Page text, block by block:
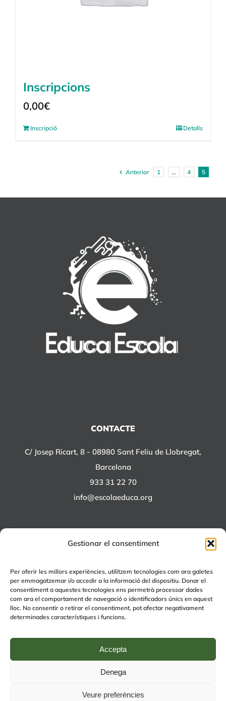
Gestionar el consentiment
Per oferir les millors experiències, utilitzem tecnologies com ara galetes
per emmagatzemar i/o accedir a la informació del dispositiu. Donar el
consentiment a aquestes tecnologies ens permetrà processar dades
com ara el comportament de navegació o identificadors únics en aquest
lloc. No consentir o retirar el consentiment, pot afectar negativament
determinades característiques i funcions.
Accepta
Denega
Veure preferències
Inscripcions
0,00€
Inscripció Detalls
Anterior 1 … 4 5
CONTACTE
C/ Josep Ricart, 8 - 08980 Sant Feliu de Llobregat,
Barcelona
933 31 22 70
info@escolaeduca.org
+EDUCA
EDUCA Espai Lúdic
EDUCA Serveis
privacitat (RGPD)| byrmdisseny